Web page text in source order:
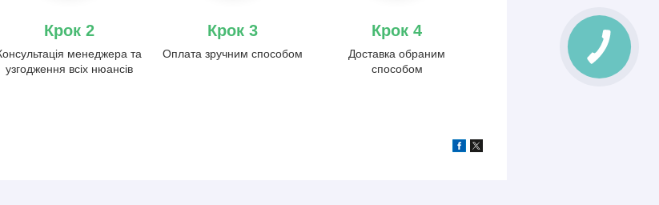
Крок 2
менеджера та
узгодження всіх нюансів
Крок 3
Оплата зручним способом
Крок 4
Доставка обраним
способом